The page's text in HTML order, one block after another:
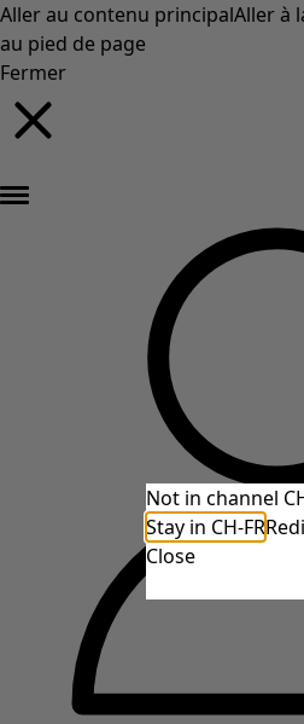
Aller au contenu principalAller à
au pied de page
Fermer
Not in channel
Stay in CH-FR
Close